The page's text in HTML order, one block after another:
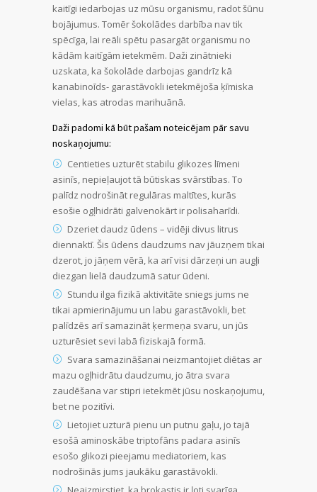
kaitīgi iedarbojas uz mūsu organismu, radot šūnu
bojājumus. Tomēr šokolādes darbība nav tik
spēcīga, lai reāli spētu pasargāt organismu no
kādām kaitīgām ietekmēm. Daži zinātnieki
uzskata, ka šokolāde darbojas gandrīz kā
kanabinoīds- garastāvokli ietekmējoša ķīmiska
vielas, kas atrodas marihuānā.
Daži padomi kā būt pašam noteicējam pār savu
noskaņojumu:
Centieties uzturēt stabilu glikozes līmeni
asinīs, nepieļaujot tā būtiskas svārstības. To
palīdz nodrošināt regulāras maltītes, kurās
esošie ogļhidrāti galvenokārt ir polisaharīdi.
Dzeriet daudz ūdens – vidēji divus litrus
diennaktī. Šis ūdens daudzums nav jāuzņem tikai
dzerot, jo jāņem vērā, ka arī visi dārzeņi un augļi
diezgan lielā daudzumā satur ūdeni.
Stundu ilga fizikā aktivitāte sniegs jums ne
tikai apmierinājumu un labu garastāvokli, bet
palīdzēs arī samazināt ķermeņa svaru, un jūs
uzturēsiet sevi labā fiziskajā formā.
Svara samazināšanai neizmantojiet diētas ar
mazu ogļhidrātu daudzumu, jo ātra svara
zaudēšana var stipri ietekmēt jūsu noskaņojumu,
bet ne pozitīvi.
Lietojiet uzturā pienu un putnu gaļu, jo tajā
esošā aminoskābe triptofāns padara asinīs
esošo glikozi pieejamu mediatoriem, kas
nodrošinās jums jaukāku garastāvokli.